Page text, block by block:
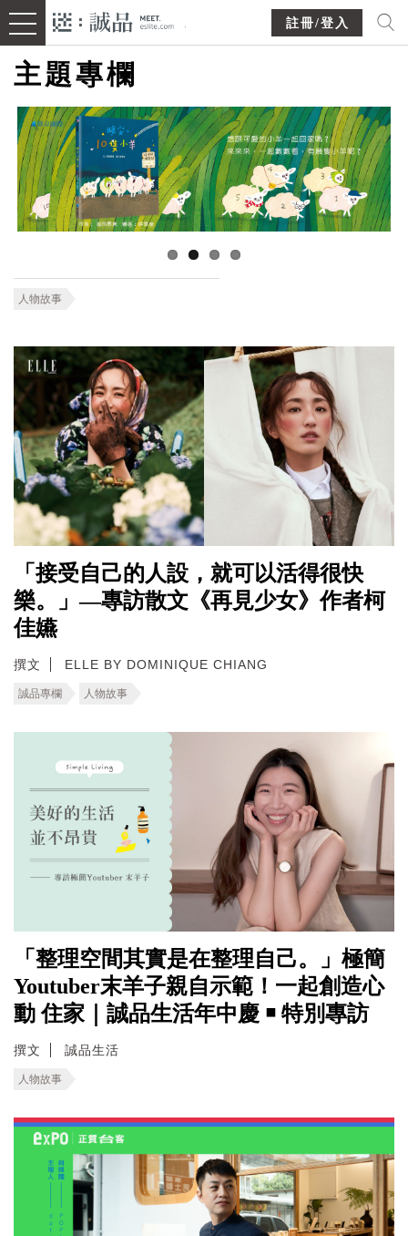
註冊/登入
主題專欄
人物故事
「接受自己的人設，就可以活得很快
樂。」—專訪散文《再見少女》作者柯
佳嬿
撰文 ELLE BY DOMINIQUE CHIANG
誠品專欄 人物故事
「整理空間其實是在整理自己。」極簡
Youtuber末羊子親自示範！一起創造心
動 住家｜誠品生活年中慶 ￭ 特別專訪
撰文 誠品生活
人物故事